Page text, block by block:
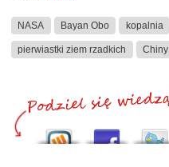
NASA Bayan Obo kopalnia
pierwiastki ziem rzadkich Chiny